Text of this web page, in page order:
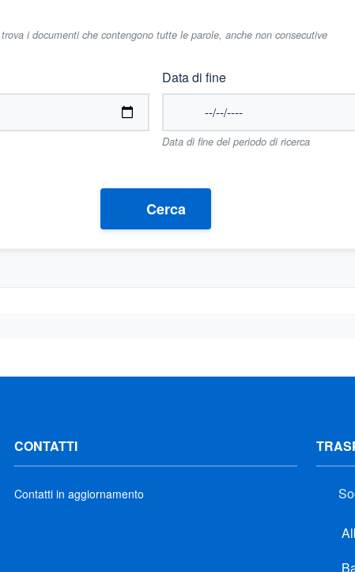
i documenti che contengono tutte le parole, anche non consecutive
Data di fine
Data di fine del periodo di ricerca
Cerca
CONTATTI
Contatti in aggiornamento